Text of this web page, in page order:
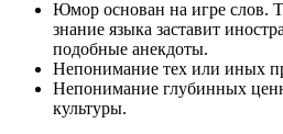
Юмор основан на игре слов.
знание языка заставит
подобные анекдоты.
Непонимание тех или иных
Непонимание глубинных
культуры.